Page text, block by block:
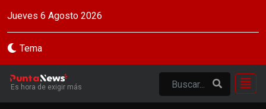
Jueves 6 Agosto 2026
Tema
Es hora de exigir más